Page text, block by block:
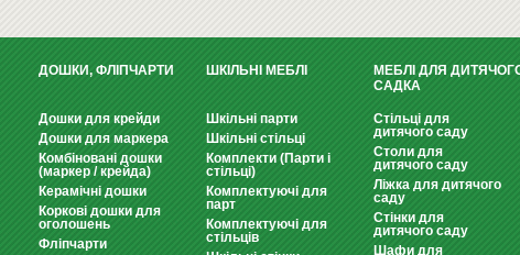
ДОШКИ, ФЛІПЧАРТИ
Дошки для крейди
Дошки для маркера
Комбіновані дошки
(маркер / крейда)
Керамічні дошки
Коркові дошки для
оголошень
Фліпчарти
ШКІЛЬНІ МЕБЛІ
Шкільні парти
Шкільні стільці
Комплекти (Парти і
стільці)
Комплектуючі для
парт
Комплектуючі для
стільців
МЕБЛІ ДЛЯ
САДКА
Стільці для
дитячого саду
Столи для
дитячого саду
Ліжка для дитячого
саду
Стінки для
дитячого саду
Шафи для